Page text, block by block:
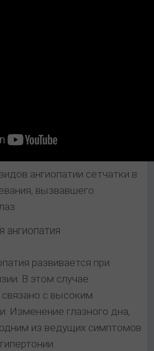
ангиопатии сетчатки в
вызвавшего
ангиопатия
развивается при
В этом случае
с высоким
Изменение глазного дна,
из ведущих симптомов